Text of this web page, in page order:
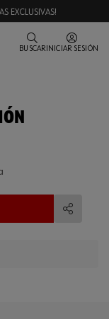
EXCLUSIVAS!
BUSCAR INICIAR SESIÓN